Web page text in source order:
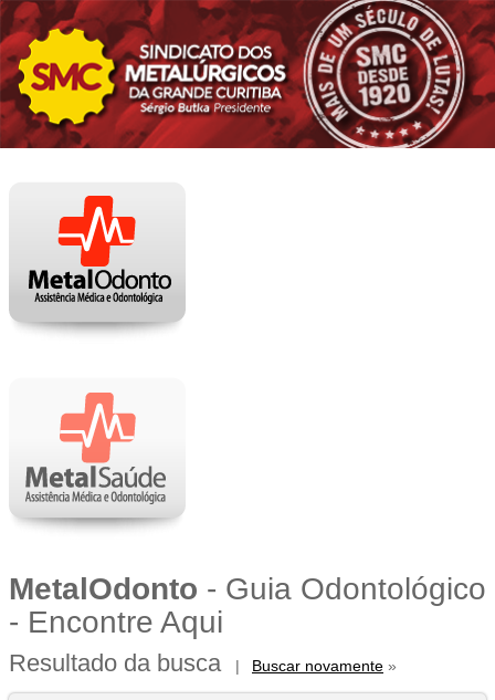
MetalOdonto - Guia Odontológico
- Encontre Aqui
Resultado da busca | Buscar novamente »